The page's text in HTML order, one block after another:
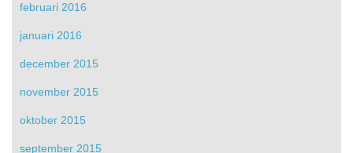
februari 2016
januari 2016
december 2015
november 2015
oktober 2015
september 2015